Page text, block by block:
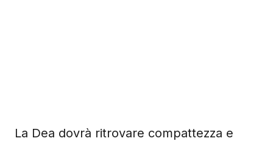
La Dea dovrà ritrovare compattezza e